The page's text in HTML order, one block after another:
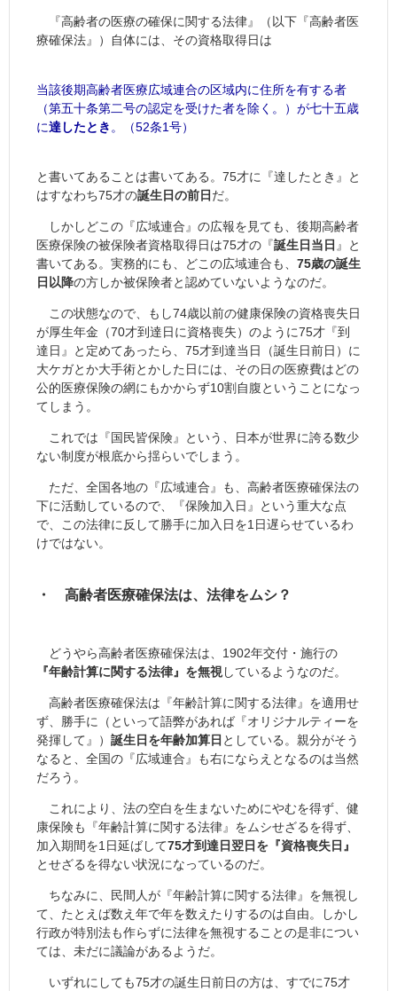
『高齢者の医療の確保に関する法律』（以下『高齢者医
療確保法』）自体には、その資格取得日は
当該後期高齢者医療広域連合の区域内に住所を有する者
（第五十条第二号の認定を受けた者を除く。）が七十五歳
に達したとき 。（52条1号）
と書いてあることは書いてある。75才に『達したとき』と
はすなわち75才の誕生日の前日 だ。
しかしどこの『広域連合』の広報を見ても、後期高齢者
医療保険の被保険者資格取得日は75才の『誕生日当日 』と
書いてある。実務的にも、どこの広域連合も、 75歳の誕生
日以降の方しか被保険者と認めていないようなのだ。
この状態なので、もし74歳以前の健康保険の資格喪失日
が厚生年金（70才到達日に資格喪失）のように75才『到
達日』と定めてあったら、75才到達当日（誕生日前日）に
大ケガとか大手術とかした日には、その日の医療費はどの
公的医療保険の網にもかからず10割自腹ということになっ
てしまう。
これでは『国民皆保険』という、日本が世界に誇る数少
ない制度が根底から揺らいでしまう。
ただ、全国各地の『広域連合』も、高齢者医療確保法の
下に活動しているので、『保険加入日』という重大な点
で、この法律に反して勝手に加入日を1日遅らせているわ
けではない。
・ 高齢者医療確保法は、法律をムシ？
どうやら高齢者医療確保法は、1902年交付・施行の
『年齢計算に関する法律』を無視しているようなのだ。
高齢者医療確保法は『年齢計算に関する法律』を適用せ
ず、勝手に（といって語弊があれば『オリジナルティーを
発揮して』） 誕生日を年齢加算日 としている。親分がそう
なると、全国の『広域連合』も右にならえとなるのは当然
だろう。
これにより、法の空白を生まないためにやむを得ず、健
康保険も『年齢計算に関する法律』をムシせざるを得ず、
加入期間を1日延ばして75才到達日翌日を『資格喪失日』
とせざるを得ない状況になっているのだ。
ちなみに、民間人が『年齢計算に関する法律』を無視し
て、たとえば数え年で年を数えたりするのは自由。しかし
行政が特別法も作らずに法律を無視することの是非につい
ては、未だに議論があるようだ。
いずれにしても75才の誕生日前日の方は、すでに75才